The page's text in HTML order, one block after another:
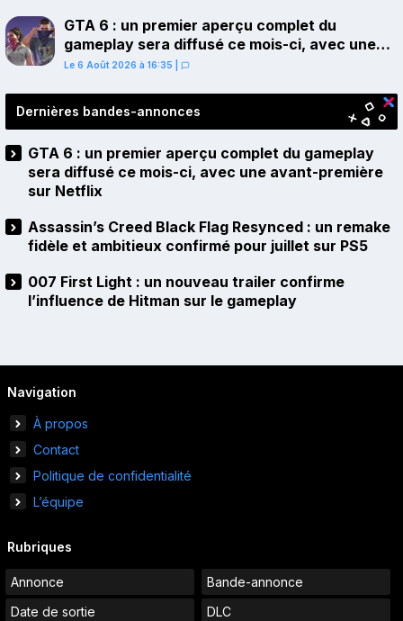
GTA 6 : un premier aperçu complet du
gameplay sera diffusé ce mois-ci, avec une
avant-première sur Netflix
Le 6 Août 2026 à 16:35
Dernières bandes-annonces
GTA 6 : un premier aperçu complet du gameplay
sera diffusé ce mois-ci, avec une avant-première
sur Netflix
Assassin’s Creed Black Flag Resynced : un remake
fidèle et ambitieux confirmé pour juillet sur PS5
007 First Light : un nouveau trailer confirme
l’influence de Hitman sur le gameplay
Navigation
À propos
Contact
Politique de confidentialité
L’équipe
Rubriques
Annonce
Bande-annonce
Date de sortie
DLC